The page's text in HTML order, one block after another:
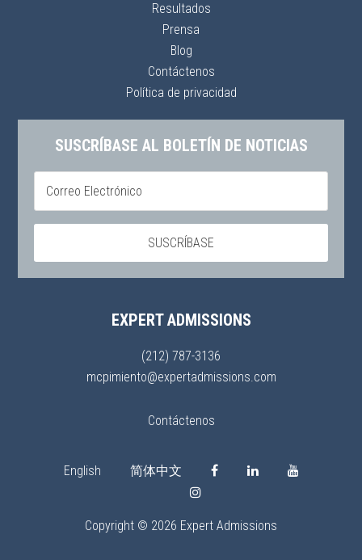
Resultados
Prensa
Blog
Contáctenos
Política de privacidad
SUSCRÍBASE AL BOLETÍN DE NOTICIAS
EXPERT ADMISSIONS
(212) 787-3136
mcpimiento@expertadmissions.com
Contáctenos
English 简体中文
Copyright © 2026 Expert Admissions